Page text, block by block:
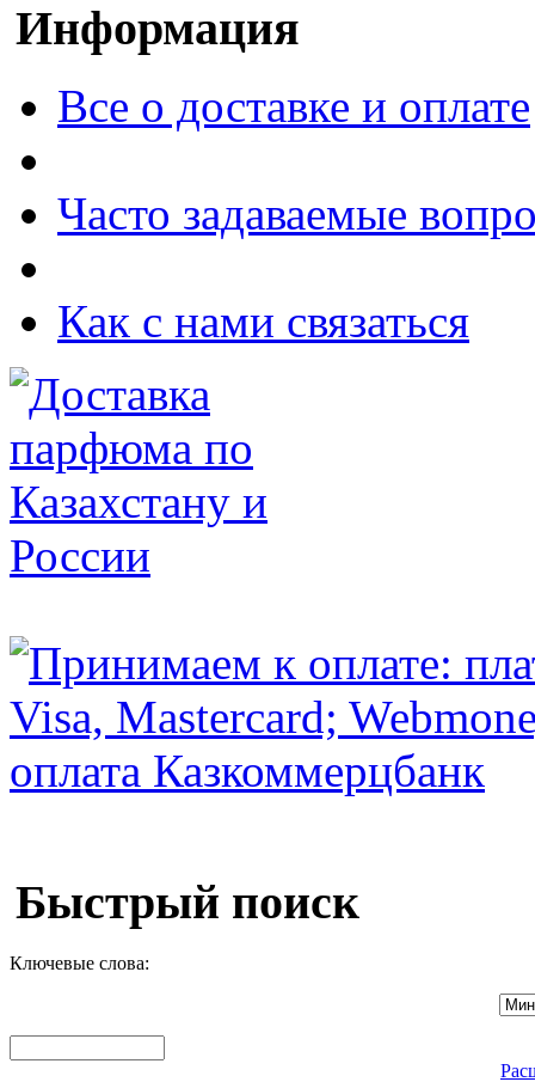
Информация
Все о доставке и оплате
Часто задаваемые
Как с нами связаться
Быстрый поиск
Ключевые слова: